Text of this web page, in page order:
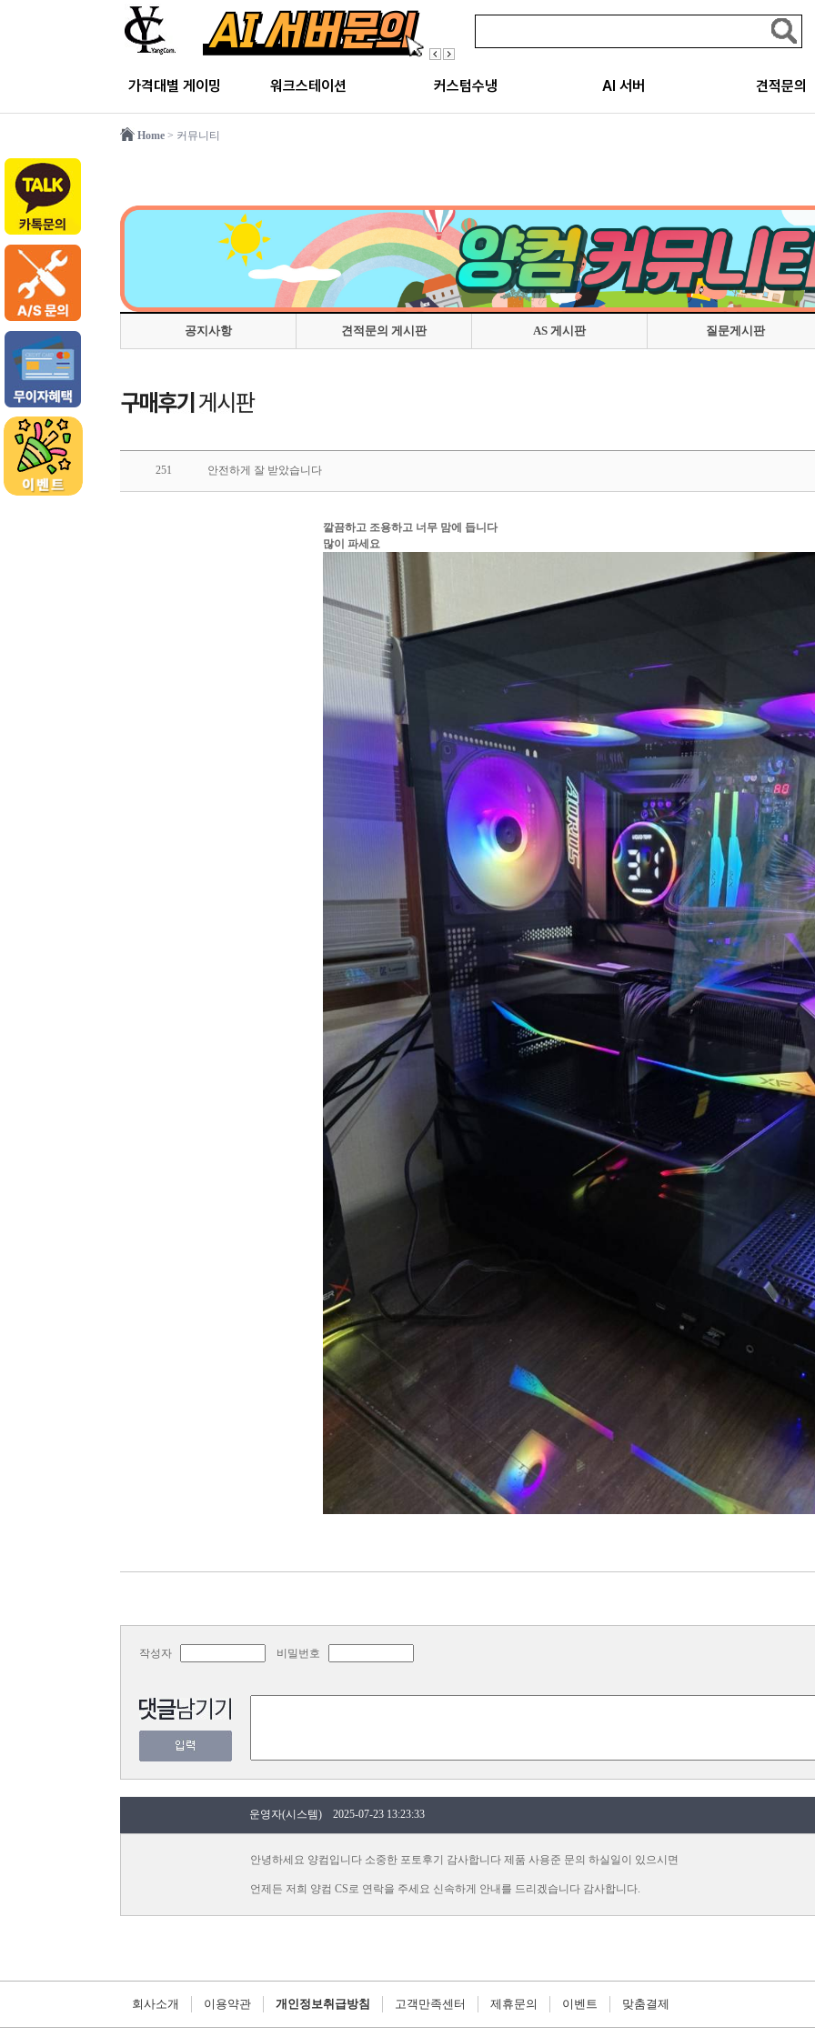
가격대별 게이밍 워크스테이션 커스텀수냉 AI 서버 견적문의
Home > 커뮤니티
공지사항 견적문의 게시판 AS 게시판 질문게시판
251 안전하게 잘 받았습니다
​깔끔하고 조용하고 너무 맘에 듭니다
많이 파세요
작성자 비밀번호
운영자(시스템) 2025-07-23 13:23:33
안녕하세요 양컴입니다 소중한 포토후기 감사합니다 제품 사용준 문의 하실일이 있으시면
언제든 저희 양컴 CS로 연락을 주세요 신속하게 안내를 드리겠습니다 감사합니다.
회사소개 이용약관 개인정보취급방침 고객만족센터 제휴문의 이벤트 맞춤결제